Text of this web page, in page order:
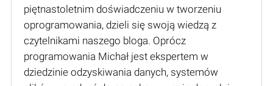
piętnastoletnim doświadczeniu w tworzeniu
oprogramowania, dzieli się swoją wiedzą z
czytelnikami naszego bloga. Oprócz
programowania Michał jest ekspertem w
dziedzinie odzyskiwania danych, systemów